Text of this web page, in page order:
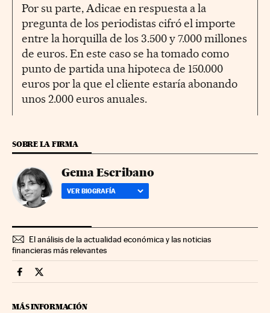
Por su parte, Adicae en respuesta a la
pregunta de los periodistas cifró el importe
entre la horquilla de los 3.500 y 7.000 millones
de euros. En este caso se ha tomado como
punto de partida una hipoteca de 150.000
euros por la que el cliente estaría abonando
unos 2.000 euros anuales.
SOBRE LA FIRMA
Gema Escribano
VER BIOGRAFÍA
El análisis de la actualidad económica y las noticias
financieras más relevantes
Mercados Financieros Cinco Días en Facebook
Mercados Financieros Cinco Días en Twitter
MÁS INFORMACIÓN